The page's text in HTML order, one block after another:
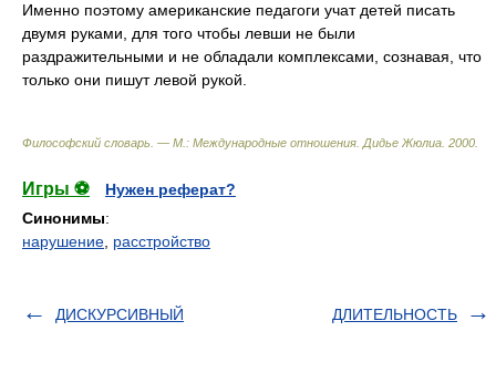
Именно поэтому американские педагоги учат детей писать
двумя руками, для того чтобы левши не были
раздражительными и не обладали комплексами, сознавая, что
только они пишут левой рукой.
Философский словарь. — М.: Международные отношения Дидье Жюлиа 2000
Игры ⚽
Нужен реферат?
Синонимы:
нарушение расстройство
ДИСКУРСИВНЫЙ ДЛИТЕЛЬНОСТЬ